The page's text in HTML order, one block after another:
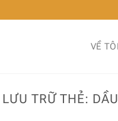
VỀ TÔI
LƯU TRỮ THẺ: